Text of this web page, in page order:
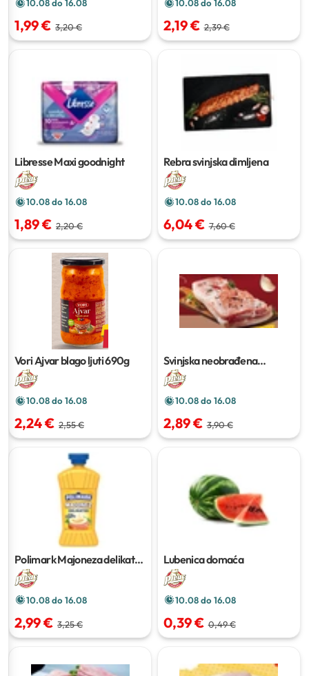
10.08 do 16.08
1,99 € 3,20 €
10.08 do 16.08
2,19 € 2,39 €
Libresse Maxi goodnight
10.08 do 16.08
1,89 € 2,20 €
Rebra svinjska dimljena
10.08 do 16.08
6,04 € 7,60 €
Vori Ajvar blago ljuti690g
10.08 do 16.08
2,24 € 2,55 €
Svinjska neobrađena
potrbušina
10.08 do 16.08
2,89 € 3,90 €
Polimark Majoneza delikates
500ml
10.08 do 16.08
2,99 € 3,25 €
Lubenica domaća
10.08 do 16.08
0,39 € 0,49 €